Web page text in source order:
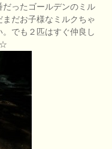
ったゴールデンのミル
だお子様なミルクちゃ
でも２匹はすぐ仲良し
☆